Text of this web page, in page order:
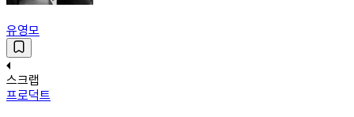
유영모
스크랩
프로덕트